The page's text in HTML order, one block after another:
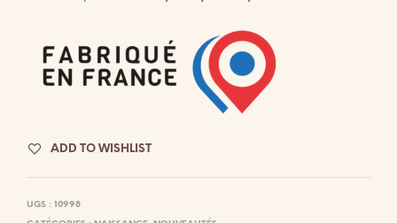
ADD TO WISHLIST
UGS : 10998